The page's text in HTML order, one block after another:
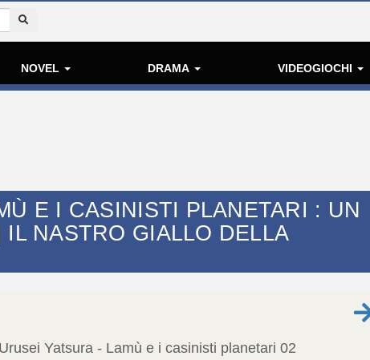
NOVEL DRAMA VIDEOGIOCHI
E I CASINISTI PLANETARI : UN
NASTRO GIALLO DELLA
Urusei Yatsura - Lamù e i casinisti planetari 02